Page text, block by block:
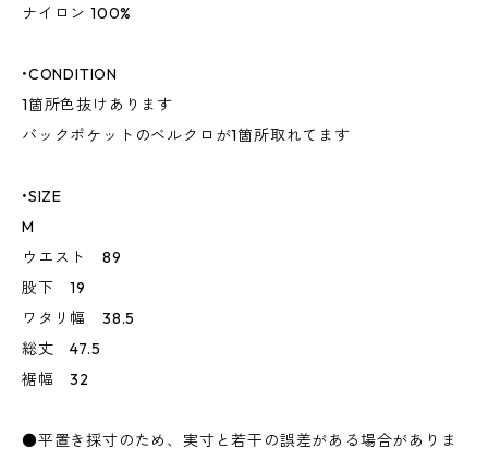
ナイロン 100%
•CONDITION
1箇所色抜けあります
バックポケットのベルクロが1箇所取れてます
•SIZE
M
ウエスト 89
股下 19
ワタリ幅 38.5
総丈 47.5
裾幅 32
●平置き採寸のため、実寸と若干の誤差がある場合がありま